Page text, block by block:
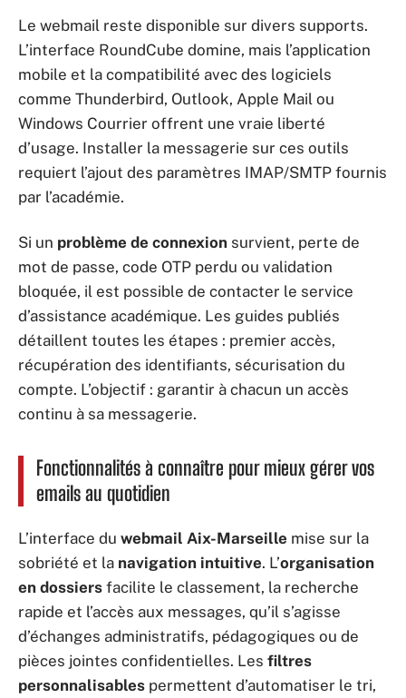
Le webmail reste disponible sur divers supports.
L’interface RoundCube domine, mais l’application
mobile et la compatibilité avec des logiciels
comme Thunderbird, Outlook, Apple Mail ou
Windows Courrier offrent une vraie liberté
d’usage. Installer la messagerie sur ces outils
requiert l’ajout des paramètres IMAP/SMTP fournis
par l’académie.
Si un problème de connexion survient, perte de
mot de passe, code OTP perdu ou validation
bloquée, il est possible de contacter le service
d’assistance académique. Les guides publiés
détaillent toutes les étapes : premier accès,
récupération des identifiants, sécurisation du
compte. L’objectif : garantir à chacun un accès
continu à sa messagerie.
Fonctionnalités à connaître pour mieux gérer vos
emails au quotidien
L’interface du webmail Aix-Marseille mise sur la
sobriété et la navigation intuitive. L’organisation
en dossiers facilite le classement, la recherche
rapide et l’accès aux messages, qu’il s’agisse
d’échanges administratifs, pédagogiques ou de
pièces jointes confidentielles. Les filtres
personnalisables permettent d’automatiser le tri,